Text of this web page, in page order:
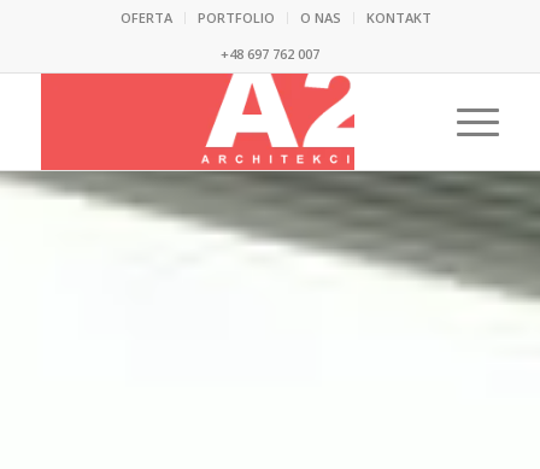
OFERTA PORTFOLIO O NAS
KONTAKT
+48 697 762 007